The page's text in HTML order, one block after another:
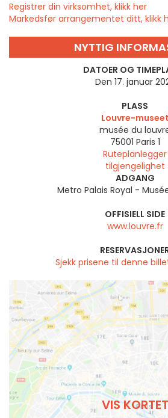
Registrer din virksomhet, klikk her
Markedsfør arrangementet ditt, klikk
NYTTIG
DATOER OG
Den 17. januar
PLASS
Louvre-museet
musée du
75001 Paris 1
Ruteplanlegger
tilgjengelighet
ADGANG
Metro Palais Royal -
OFFISIELL SIDE
www.louvre.fr
Sjekk prisene til denne
VIS KORTET